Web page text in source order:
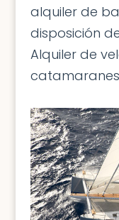
alquiler de
disposición
Alquiler de